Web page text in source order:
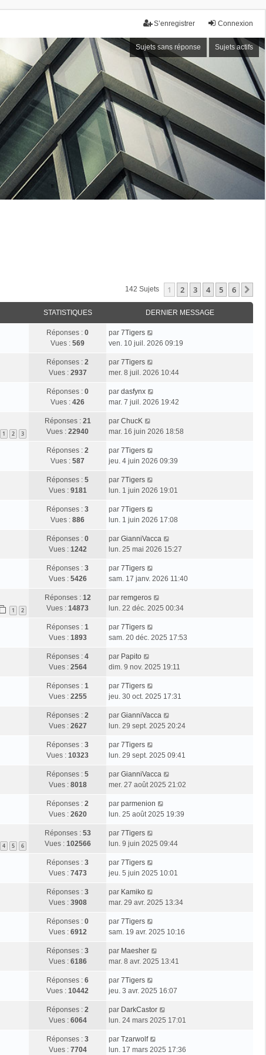
Connexion
S’enregistrer
Sujets sans réponse Sujets actifs
142 Sujets 1 2 3 4 5 6
STATISTIQUES DERNIER MESSAGE
Réponses : 0
Vues : 569
par 7Tigers
ven. 10 juil. 2026 09:19
Réponses : 2
Vues : 2937
par 7Tigers
mer. 8 juil. 2026 10:44
Réponses : 0
Vues : 426
par dasfynx
mar. 7 juil. 2026 19:42
1 2 3
Réponses : 21
Vues : 22940
par ChucK
mar. 16 juin 2026 18:58
Réponses : 2
Vues : 587
par 7Tigers
jeu. 4 juin 2026 09:39
Réponses : 5
Vues : 9181
par 7Tigers
lun. 1 juin 2026 19:01
Réponses : 3
Vues : 886
par 7Tigers
lun. 1 juin 2026 17:08
Réponses : 0
Vues : 1242
par GianniVacca
lun. 25 mai 2026 15:27
Réponses : 3
Vues : 5426
par 7Tigers
sam. 17 janv. 2026 11:40
1 2
Réponses : 12
Vues : 14873
par remgeros
lun. 22 déc. 2025 00:34
Réponses : 1
Vues : 1893
par 7Tigers
sam. 20 déc. 2025 17:53
Réponses : 4
Vues : 2564
par Papito
dim. 9 nov. 2025 19:11
Réponses : 1
Vues : 2255
par 7Tigers
jeu. 30 oct. 2025 17:31
Réponses : 2
Vues : 2627
par GianniVacca
lun. 29 sept. 2025 20:24
Réponses : 3
Vues : 10323
par 7Tigers
lun. 29 sept. 2025 09:41
Réponses : 5
Vues : 8018
par GianniVacca
mer. 27 août 2025 21:02
Réponses : 2
Vues : 2620
par parmenion
lun. 25 août 2025 19:39
4 5 6
Réponses : 53
Vues : 102566
par 7Tigers
lun. 9 juin 2025 09:44
Réponses : 3
Vues : 7473
par 7Tigers
jeu. 5 juin 2025 10:01
Réponses : 3
Vues : 3908
par Kamiko
mar. 29 avr. 2025 13:34
Réponses : 0
Vues : 6912
par 7Tigers
sam. 19 avr. 2025 10:16
Réponses : 3
Vues : 6186
par Maesher
mar. 8 avr. 2025 13:41
Réponses : 6
Vues : 10442
par 7Tigers
jeu. 3 avr. 2025 16:07
Réponses : 2
Vues : 6064
par DarkCastor
lun. 24 mars 2025 17:01
Réponses : 3
Vues : 7704
par Tzarwolf
lun. 17 mars 2025 17:36